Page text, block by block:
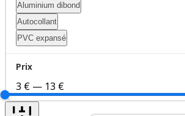
Aluminium dibond
Autocollant
PVC expansé
Prix
3 € — 13 €